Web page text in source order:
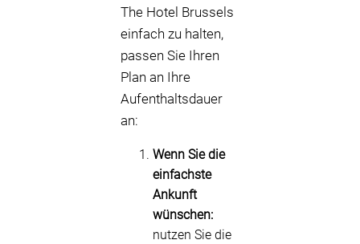
The Hotel Brussels
einfach zu halten,
passen Sie Ihren
Plan an Ihre
Aufenthaltsdauer
an:
Wenn Sie die
einfachste
Ankunft
wünschen:
nutzen Sie die